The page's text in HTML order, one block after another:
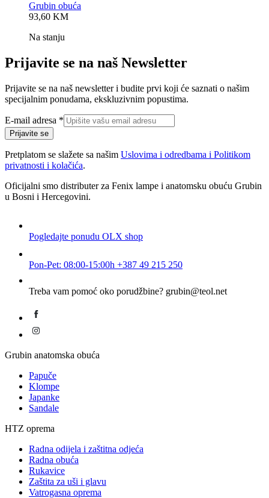
Grubin obuća
0,0
93,60 KM
Na stanju
Prijavite se na naš Newsletter
Prijavite se na naš newsletter i budite prvi koji će saznati o našim
specijalnim ponudama, ekskluzivnim popustima.
adresa
E-
mail
E-mail adresa *
Prijavite se
Pretplatom se slažete sa našim Uslovima i odredbama i Politikom
privatnosti i kolačića.
Oficijalni smo distributer za Fenix lampe i anatomsku obuću Grubin
u Bosni i Hercegovini.
Pogledajte ponudu OLX shop
Pon-Pet: 08:00-15:00h +387 49 215 250
Treba vam pomoć oko porudžbine? grubin@teol.net
Grubin anatomska obuća
Papuče
Klompe
Japanke
Sandale
HTZ oprema
Radna odijela i zaštitna odjeća
Radna obuća
Rukavice
Zaštita za uši i glavu
Vatrogasna oprema